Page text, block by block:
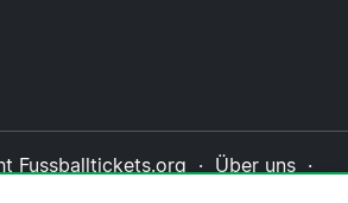
Fussballtickets.org · Über uns ·